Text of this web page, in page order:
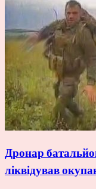
Дронар
ліквідував